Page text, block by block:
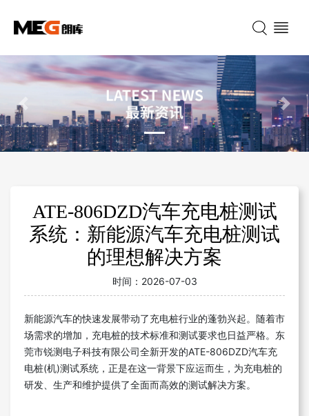
Previous Next
ATE-806DZD汽车充电桩测试
系统：新能源汽车充电桩测试
的理想解决方案
时间： 2026-07-03
新能源汽车的快速发展带动了充电桩行业的蓬勃兴起。随着市
场需求的增加，充电桩的技术标准和测试要求也日益严格。东
莞市锐测电子科技有限公司全新开发的ATE-806DZD汽车充
电桩(机)测试系统，正是在这一背景下应运而生，为充电桩的
研发、生产和维护提供了全面而高效的测试解决方案。